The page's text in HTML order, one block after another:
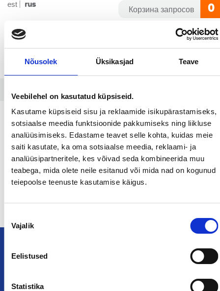
Nõusolek Üksikasjad Teave
Veebilehel on kasutatud küpsiseid.
Kasutame küpsiseid sisu ja reklaamide isikupärastamiseks,
sotsiaalse meedia funktsioonide pakkumiseks ning liikluse
analüüsimiseks. Edastame teavet selle kohta, kuidas meie
saiti kasutate, ka oma sotsiaalse meedia, reklaami- ja
analüüsipartneritele, kes võivad seda kombineerida muu
teabega, mida olete neile esitanud või mida nad on kogunud
teiepoolse teenuste kasutamise käigus.
valikVajalik
Eelistused
Statistika
Перейти
est rus
Корзина запросов 0
Выбрать категорию
Защитная пленка для покрасочных
ЗАЩИТНАЯ ПЛЕНКА ДЛЯ
ПОКРАСОЧНЫХ РАБОТ